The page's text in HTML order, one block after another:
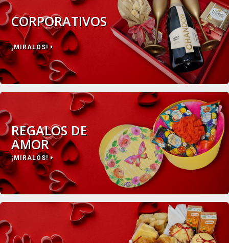
CORPORATIVOS
¡MIRALOS!
REGALOS DE
AMOR
¡MIRALOS!